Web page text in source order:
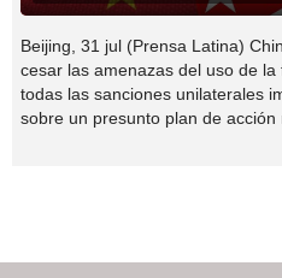
Beijing, 31 jul (Prensa Latina)
cesar las amenazas del uso de
todas las sanciones unilaterales
sobre un presunto plan de acción